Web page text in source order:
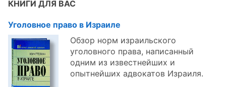
КНИГИ ДЛЯ ВАС
Уголовное право в Израиле
Обзор норм израильского
уголовного права, написанный
одним из известнейших и
опытнейших адвокатов Израиля.